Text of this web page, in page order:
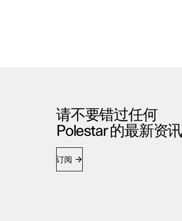
请不要错过任何
Polestar 的最新资讯
订阅